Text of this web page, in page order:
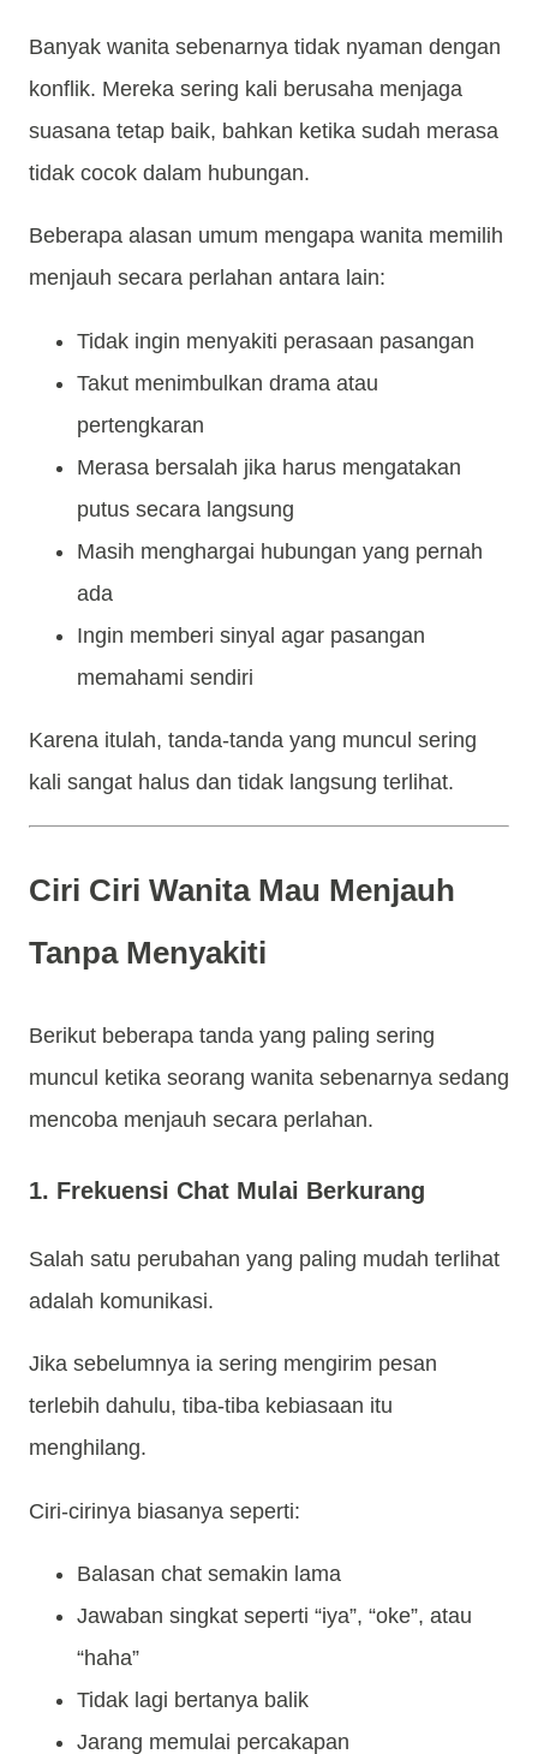
Banyak wanita sebenarnya tidak nyaman dengan
konflik. Mereka sering kali berusaha menjaga
suasana tetap baik, bahkan ketika sudah merasa
tidak cocok dalam hubungan.
Beberapa alasan umum mengapa wanita memilih
menjauh secara perlahan antara lain:
Tidak ingin menyakiti perasaan pasangan
Takut menimbulkan drama atau
pertengkaran
Merasa bersalah jika harus mengatakan
putus secara langsung
Masih menghargai hubungan yang pernah
ada
Ingin memberi sinyal agar pasangan
memahami sendiri
Karena itulah, tanda-tanda yang muncul sering
kali sangat halus dan tidak langsung terlihat.
Ciri Ciri Wanita Mau Menjauh
Tanpa Menyakiti
Berikut beberapa tanda yang paling sering
muncul ketika seorang wanita sebenarnya sedang
mencoba menjauh secara perlahan.
1. Frekuensi Chat Mulai Berkurang
Salah satu perubahan yang paling mudah terlihat
adalah komunikasi.
Jika sebelumnya ia sering mengirim pesan
terlebih dahulu, tiba-tiba kebiasaan itu
menghilang.
Ciri-cirinya biasanya seperti:
Balasan chat semakin lama
Jawaban singkat seperti “iya”, “oke”, atau
“haha”
Tidak lagi bertanya balik
Jarang memulai percakapan